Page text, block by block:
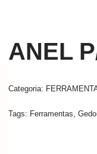
ANEL
Categoria:
Tags: Ferramentas,